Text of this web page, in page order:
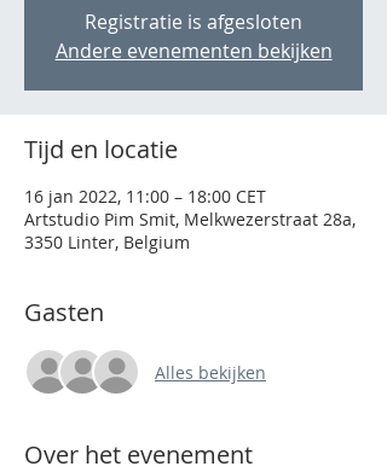
Registratie is afgesloten
Andere evenementen bekijken
Tijd en locatie
16 jan 2022, 11:00 – 18:00 CET
Artstudio Pim Smit, Melkwezerstraat 28a,
3350 Linter, Belgium
Gasten
Alles bekijken
Over het evenement